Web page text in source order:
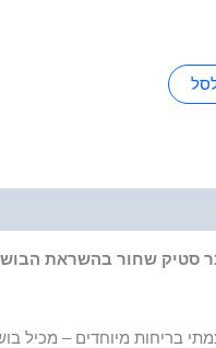
סטיק שחור בהשראת
בריחות מיוחדים – מכיל